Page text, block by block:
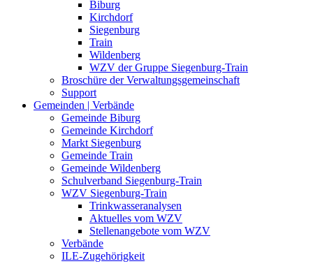
Biburg
Kirchdorf
Siegenburg
Train
Wildenberg
WZV der Gruppe Siegenburg-Train
Broschüre der Verwaltungsgemeinschaft
Support
Gemeinden | Verbände
Gemeinde Biburg
Gemeinde Kirchdorf
Markt Siegenburg
Gemeinde Train
Gemeinde Wildenberg
Schulverband Siegenburg-Train
WZV Siegenburg-Train
Trinkwasseranalysen
Aktuelles vom WZV
Stellenangebote vom WZV
Verbände
ILE-Zugehörigkeit